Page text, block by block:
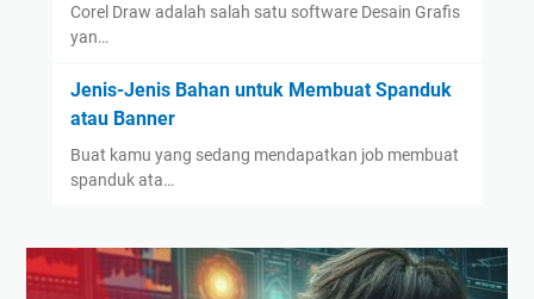
Corel Draw adalah salah satu software Desain Grafis
yan…
Jenis-Jenis Bahan untuk Membuat Spanduk
atau Banner
Buat kamu yang sedang mendapatkan job membuat
spanduk ata…